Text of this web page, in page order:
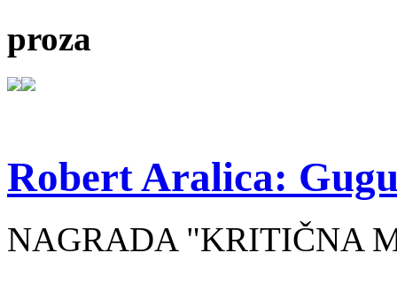
proza
Robert Aralica:
NAGRADA "KRITIČNA